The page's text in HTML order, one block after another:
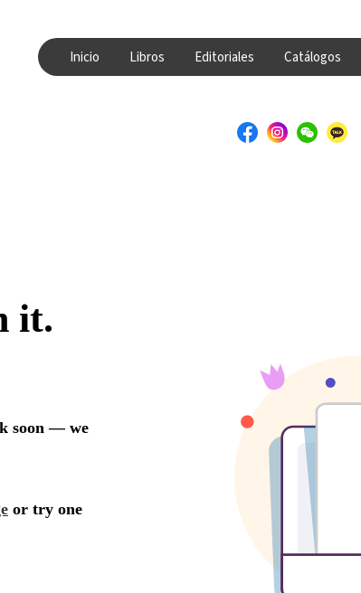
Inicio Libros Editoriales Catálogos